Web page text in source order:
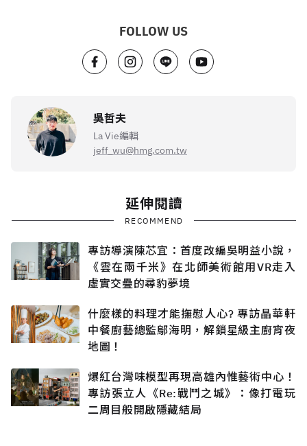
FOLLOW US
吳哲夫
La Vie編輯
jeff_wu@hmg.com.tw
延伸閱讀
RECOMMEND
專訪導演陳芯宜：首度改編吳明益小說，
《雲在兩千米》在北師美術館用VR走入
虛實交疊的尋豹夢境
什麼樣的料理才能撫慰人心? 專訪晶華軒
中餐廚藝總監鄔海明，解鎖星級主廚宵夜
地圖！
爆紅台灣味模型再現高雄內惟藝術中心！
專訪張立人《Re:戰鬥之城》：像打電玩
二周目般開啟隱藏結局